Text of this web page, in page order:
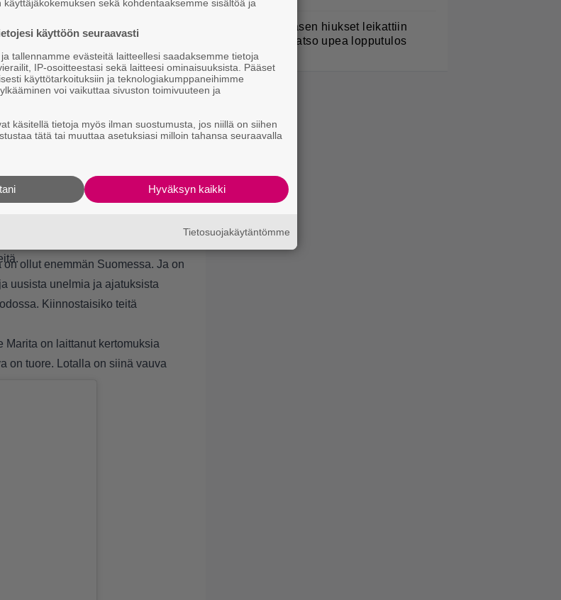
on hurahtanut täysin korkeisiin
Lotta alkoi valloittamaan
Sit mä oon täältä
nyt on pieni tyttö syntynyt
Lotan suhteesta.
pitkään. Naisilla on nyt mielessä
ollut enemmän Suomessa. Ja on
uusista unelmia ja ajatuksista
Kiinnostaisiko teitä
on laittanut kertomuksia
on tuore. Lotalla on siinä vauva
Kerttu Rissasen hiukset leikattiin
lyhyeksi – katso upea lopputulos
sekä kohdentaaksemme sisältöä ja
käyttöön seuraavasti
tallennamme evästeitä laitteellesi saadaksemme tietoja
IP-osoitteestasi sekä laitteesi ominaisuuksista. Pääset
käyttötarkoituksiin ja teknologiakumppaneihimme
voi vaikuttaa sivuston toimivuuteen ja
käsitellä tietoja myös ilman suostumusta, jos niillä on siihen
tätä tai muuttaa asetuksiasi milloin tahansa seuraavalla
Hyväksyn kaikki
Tietosuojakäytäntömme